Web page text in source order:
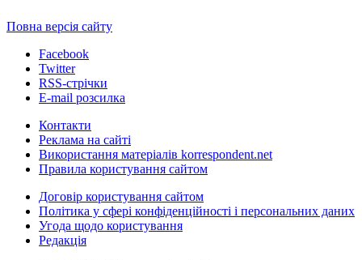
Повна версія сайту
Facebook
Twitter
RSS-стрічки
E-mail розсилка
Контакти
Реклама на сайті
Використання матеріалів korrespondent.net
Правила користування сайтом
Договір користування сайтом
Політика у сфері конфіденційності і персональних даних
Угода щодо користування
Редакція